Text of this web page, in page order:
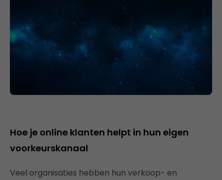
Hoe je online klanten helpt in hun eigen
voorkeurskanaal
Veel organisaties hebben hun verkoop- en